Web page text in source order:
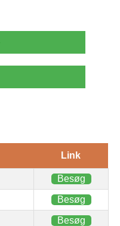
Link
Besøg
Besøg
Besøg